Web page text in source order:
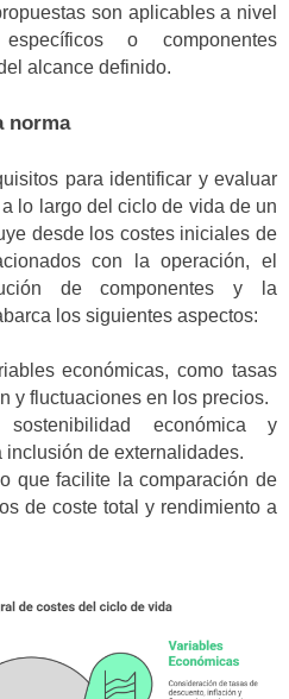
son aplicables a nivel
o componentes
alcance definido.
norma
para identificar y evaluar
lo largo del ciclo de vida de un
desde los costes iniciales de
con la operación, el
de componentes y la
los siguientes aspectos:
económicas, como tasas
y fluctuaciones en los precios.
económica y
de externalidades.
que facilite la comparación de
de coste total y rendimiento a